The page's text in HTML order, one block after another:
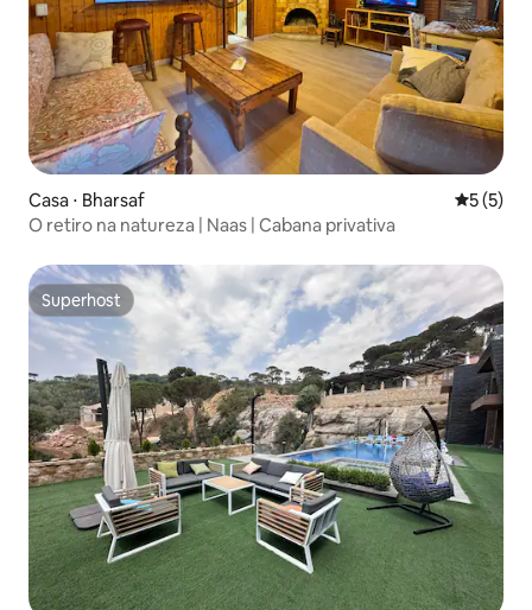
Casa ⋅ Bharsaf 5 de
5 (5)
O retiro na natureza | Naas | Cabana privativa
Superhost
Superhost